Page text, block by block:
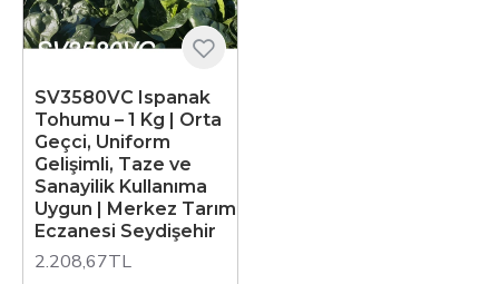
SV3580VC Ispanak
Tohumu – 1 Kg | Orta
Geçci, Uniform
Gelişimli, Taze ve
Sanayilik Kullanıma
Uygun | Merkez Tarım
Eczanesi Seydişehir
2.208,67TL